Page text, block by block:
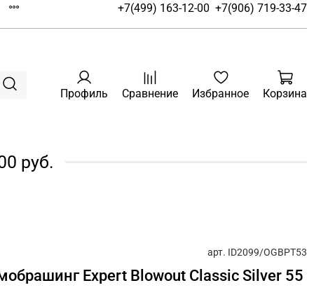
+7(499) 163-12-00 +7(906) 719-33-47
Профиль Сравнение Избранное Корзина
руб.
арт. ID2099/OGBPT53
Expert Blowout Classic Silver 55